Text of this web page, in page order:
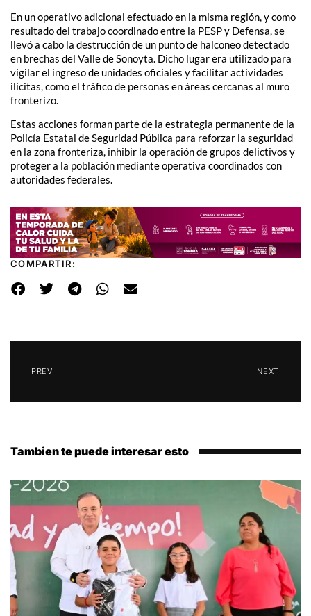
En un operativo adicional efectuado en la misma región, y como
resultado del trabajo coordinado entre la PESP y Defensa, se
llevó a cabo la destrucción de un punto de halconeo detectado
en brechas del Valle de Sonoyta. Dicho lugar era utilizado para
vigilar el ingreso de unidades oficiales y facilitar actividades
ilícitas, como el tráfico de personas en áreas cercanas al muro
fronterizo.
Estas acciones forman parte de la estrategia permanente de la
Policía Estatal de Seguridad Pública para reforzar la seguridad
en la zona fronteriza, inhibir la operación de grupos delictivos y
proteger a la población mediante operativa coordinados con
autoridades federales.
COMPARTIR:
PREV NEXT
Tambien te puede interesar esto